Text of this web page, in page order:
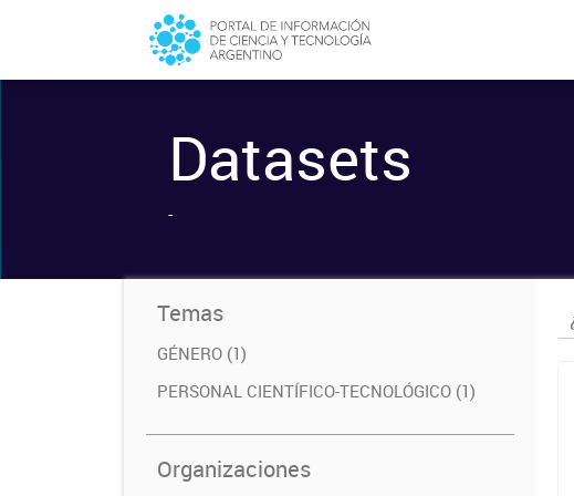
Datasets
-
Temas
GÉNERO (1)
PERSONAL CIENTÍFICO-TECNOLÓGICO (1)
Organizaciones